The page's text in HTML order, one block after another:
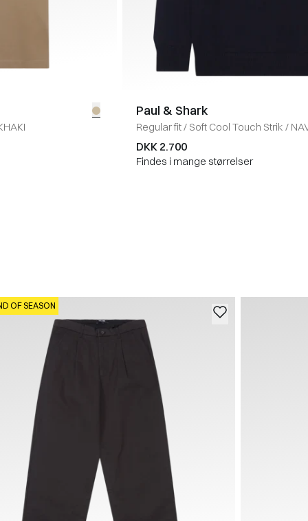
Paul & Shark
Regular fit/ Soft Cool Touch Strik /
DKK 2.700
Findes i mange størrelser
OF SEASON